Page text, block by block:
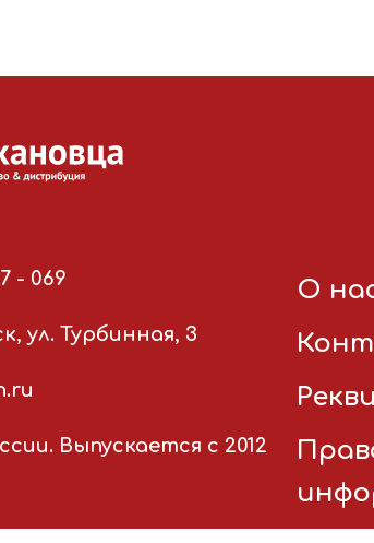
- 069
ул. Турбинная, 3
Выпускается с 2012
О